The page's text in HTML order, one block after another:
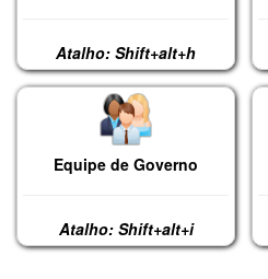
Atalho: Shift+alt+h
Equipe de Governo
Atalho: Shift+alt+i